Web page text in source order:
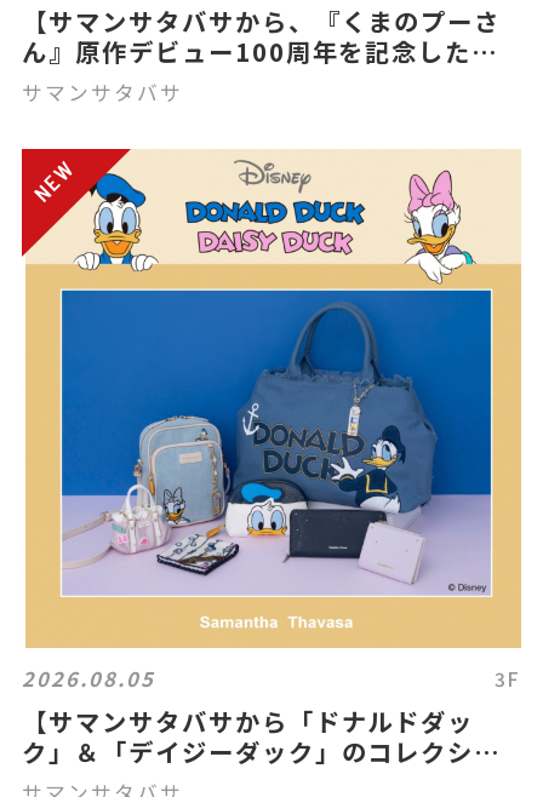
【サマンサタバサから、『くまのプーさ
ん』原作デビュー100周年を記念した
「クラシック プー」コレクションを発
売！】
サマンサタバサ
2026.08.05 3F
【サマンサタバサから「ドナルドダッ
ク」＆「デイジーダック」のコレクショ
ンアイテムを発売！】